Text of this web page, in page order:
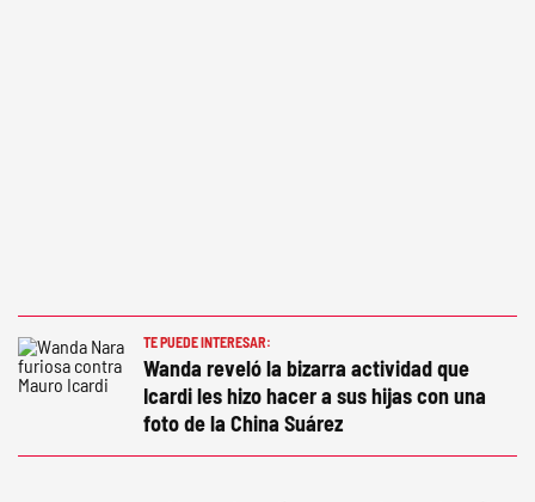
TE PUEDE INTERESAR:
Wanda reveló la bizarra actividad que
Icardi les hizo hacer a sus hijas con una
foto de la China Suárez